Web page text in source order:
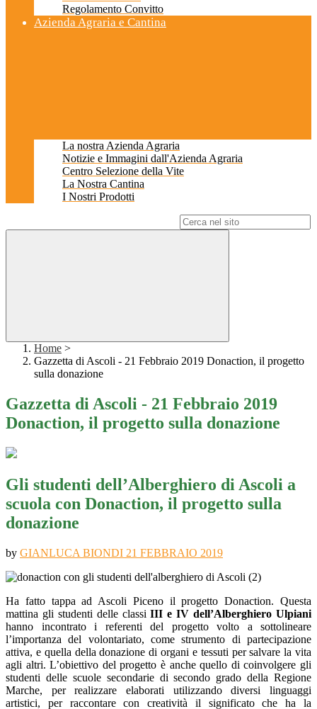
Regolamento Convitto
Azienda Agraria e Cantina
La nostra Azienda Agraria
Notizie e Immagini dall'Azienda Agraria
Centro Selezione della Vite
La Nostra Cantina
I Nostri Prodotti
Home >
Gazzetta di Ascoli - 21 Febbraio 2019 Donaction, il progetto
sulla donazione
Gazzetta di Ascoli - 21 Febbraio 2019
Donaction, il progetto sulla donazione
Gli studenti dell’Alberghiero di Ascoli a
scuola con Donaction, il progetto sulla
donazione
by GIANLUCA BIONDI 21 FEBBRAIO 2019
Ha fatto tappa ad Ascoli Piceno il progetto Donaction. Questa
mattina gli studenti delle classiIII e IV dell’Alberghiero Ulpiani
hanno incontrato i referenti del progetto volto a sottolineare
l’importanza del volontariato, come strumento di partecipazione
attiva, e quella della donazione di organi e tessuti per salvare la vita
agli altri. L’obiettivo del progetto è anche quello di coinvolgere gli
studenti delle scuole secondarie di secondo grado della Regione
Marche, per realizzare elaborati utilizzando diversi linguaggi
artistici, per raccontare con creatività il significato che ha la